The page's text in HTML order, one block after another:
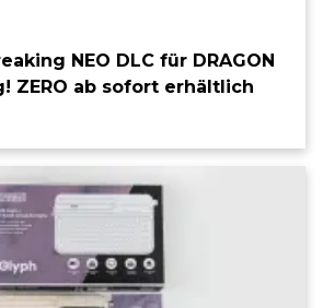
NEO DLC für DRAGON
ZERO ab sofort erhältlich